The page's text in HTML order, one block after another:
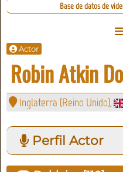
Base de datos de
Actor
Robin Atkin
Inglaterra (Reino Unido),
Perfil Actor